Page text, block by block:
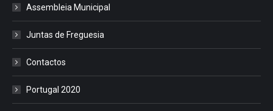
Assembleia Municipal
Juntas de Freguesia
Contactos
Portugal 2020